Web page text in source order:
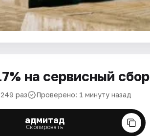
на сервисный сбор
раз Проверено: 1 минуту назад
адмитад
Скопировать